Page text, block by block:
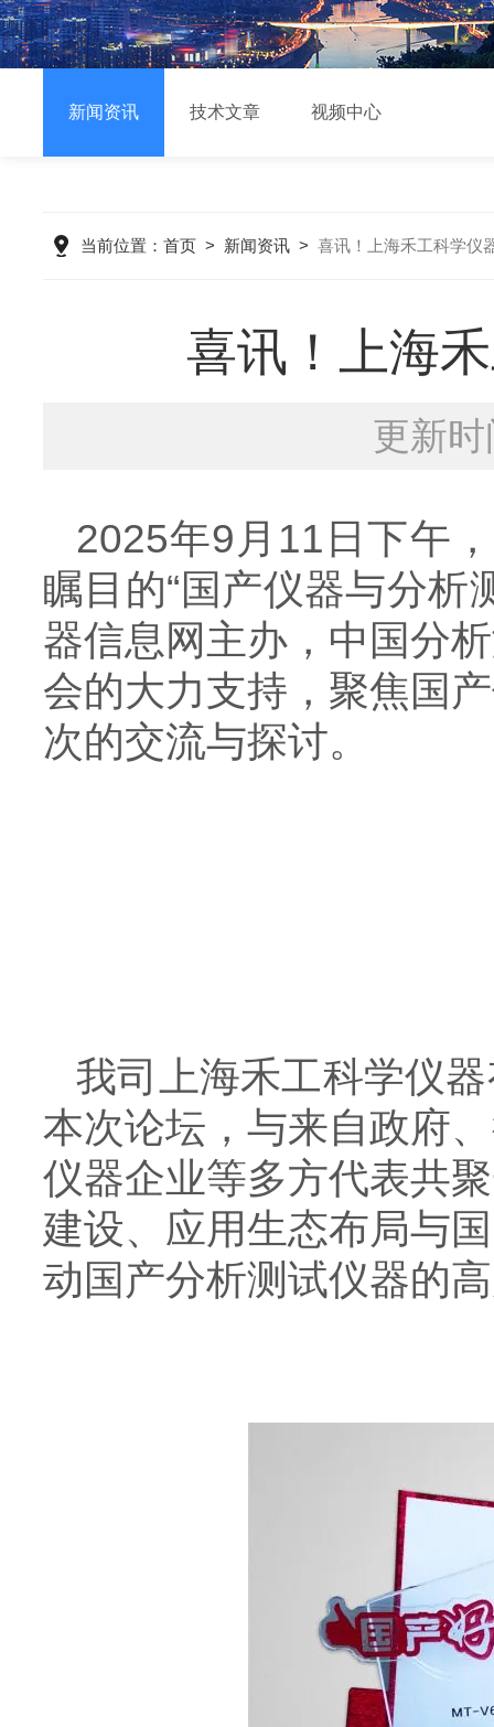
新闻资讯 技术文章 视频中心
当前位置： 首页 > 新闻资讯 > 喜讯！上海禾工科学仪
喜讯！上海
更新
2025年9月11日下午
瞩目的“国产仪器与分析
器信息网主办，中国分
会的大力支持，聚焦国
次的交流与探讨。
我司上海禾工科学仪
本次论坛，与来自政府
仪器企业等多方代表共
建设、应用生态布局与
动国产分析测试仪器的